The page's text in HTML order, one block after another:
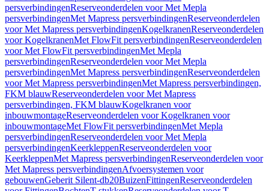
persverbindingenReserveonderdelen voor Met Mepla
persverbindingenMet Mapress persverbindingenReserveonderdelen
voor Met Mapress persverbindingenKogelkranenReserveonderdelen
voor KogelkranenMet FlowFit persverbindingenReserveonderdelen
voor Met FlowFit persverbindingenMet Mepla
persverbindingenReserveonderdelen voor Met Mepla
persverbindingenMet Mapress persverbindingenReserveonderdelen
voor Met Mapress persverbindingenMet Mapress persverbindingen,
FKM blauwReserveonderdelen voor Met Mapress
persverbindingen, FKM blauwKogelkranen voor
inbouwmontageReserveonderdelen voor Kogelkranen voor
inbouwmontageMet FlowFit persverbindingenMet Mepla
persverbindingenReserveonderdelen voor Met Mepla
persverbindingenKeerkleppenReserveonderdelen voor
KeerkleppenMet Mapress persverbindingenReserveonderdelen voor
Met Mapress persverbindingenAfvoersystemen voor
gebouwenGeberit Silent-db20BuizenFittingenReserveonderdelen